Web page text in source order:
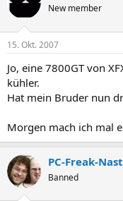
New member
15. Okt. 2007
Jo, eine 7800GT von
kühler.
Hat mein Bruder nun
Morgen mach ich mal
PC-Freak-
Banned